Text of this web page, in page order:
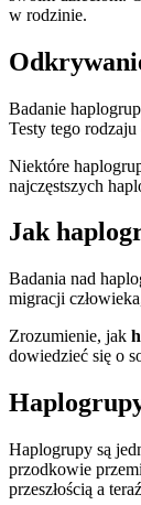
w rodzinie.
Badanie
Testy tego
Niektóre
najczęstszych
Jak
Badania nad
migracji
Zrozumienie, jak
dowiedzieć się o
Haplogrupy są
przodkowie
przeszłością a